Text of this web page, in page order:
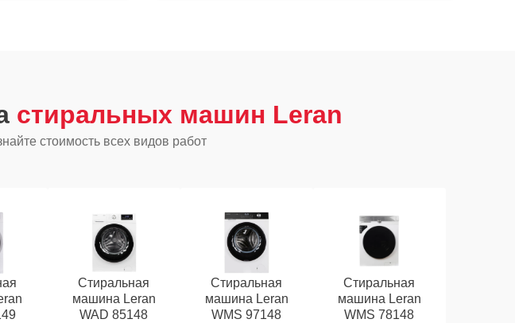
стиральных машин Leran
стоимость всех видов работ
Стиральная
машина Leran
WAD 85148
Стиральная
машина Leran
WMS 97148
Стиральная
машина Leran
WMS 78148